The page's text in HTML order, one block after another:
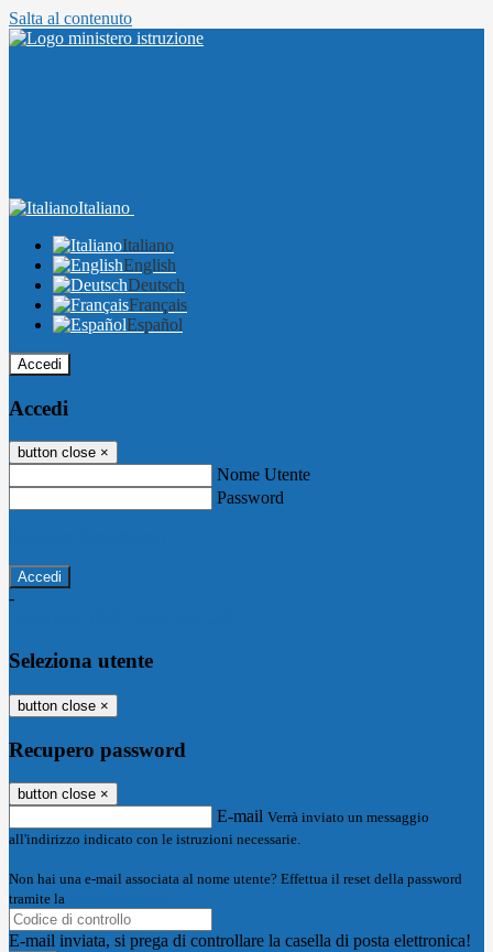
Salta al contenuto
Italiano
Italiano
English
Deutsch
Français
Español
Accedi
Accedi
button close ×
Nome Utente
Password
-
Seleziona utente
button close ×
Recupero password
button close ×
E-mail Verrà inviato un messaggio
all'indirizzo indicato con le istruzioni necessarie.
Non hai una e-mail associata al nome utente? Effettua il reset della password
tramite la
E-mail inviata, si prega di controllare la casella di posta elettronica!